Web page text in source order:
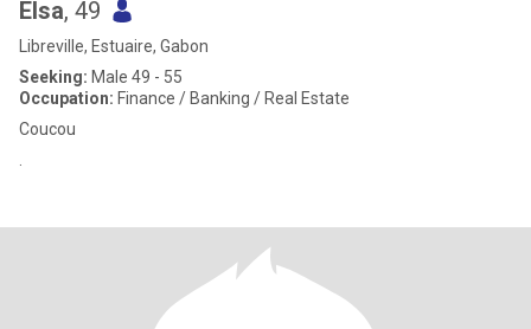
Elsa, 49
Libreville, Estuaire, Gabon
Seeking: Male 49 - 55
Occupation: Finance / Banking / Real Estate
Coucou